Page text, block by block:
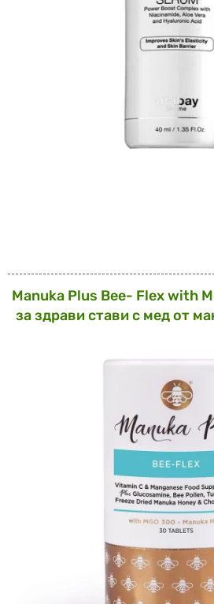
Manuka Plus Bee- Flex with
за здрави стави с мед от